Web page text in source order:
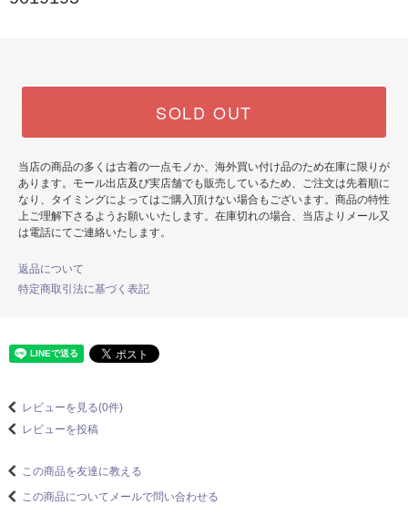
SOLD OUT
当店の商品の多くは古着の一点モノか、海外買い付け品のため在庫に限りが
あります。モール出店及び実店舗でも販売しているため、ご注文は先着順に
なり、タイミングによってはご購入頂けない場合もございます。商品の特性
上ご理解下さるようお願いいたします。在庫切れの場合、当店よりメール又
は電話にてご連絡いたします。
返品について
特定商取引法に基づく表記
レビューを見る(0件)
レビューを投稿
この商品を友達に教える
この商品についてメールで問い合わせる